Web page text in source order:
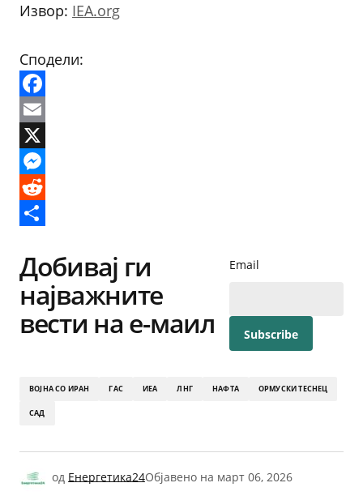
Извор: IEA.org
Сподели:
Facebook
Email
X
Messenger
Reddit
Добивај ги
најважните
вести на е-маил
Email
ВОЈНА СО ИРАН ГАС ИЕА ЛНГ НАФТА ОРМУСКИ ТЕСНЕЦ
САД
од Енергетика24Објавено на март 06, 2026